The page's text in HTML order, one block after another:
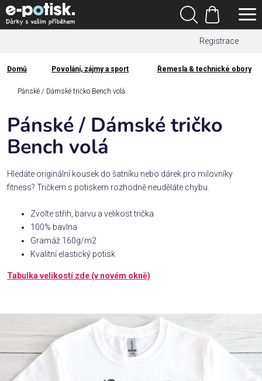
Přejít
na
obsah
Registrace
Hledat
Nákupní
košík
Kategorie
Dárek
pro
Rodina
/
Povolání,
zájmy a
sport
Kolekce
Domů
Domů Povolání, zájmy a sport Řemesla & technické obory
Pánské / Dámské tričko Bench volá
Pánské / Dámské tričko
Bench volá
Hledáte originální kousek do šatníku nebo dárek pro milovníky
fitness? Tričkem s potiskem rozhodně neuděláte chybu.
Zvolte střih, barvu a velikost trička
100% bavlna
Gramáž 160g/m2
Kvalitní elastický potisk
Tabulka velikostí zde (v novém okně)